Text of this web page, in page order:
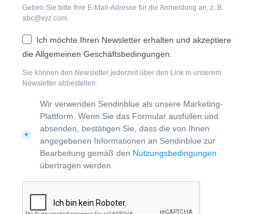
Geben Sie bitte Ihre E-Mail-Adresse für die Anmeldung an, z. B.
abc@xyz.com.
Ich möchte Ihren Newsletter erhalten und akzeptiere
die Allgemeinen Geschäftsbedingungen.
Sie können den Newsletter jederzeit über den Link in unserem
Newsletter abbestellen.
Wir verwenden Sendinblue als unsere Marketing-
Plattform. Wenn Sie das Formular ausfüllen und
absenden, bestätigen Sie, dass die von Ihnen
angegebenen Informationen an Sendinblue zur
Bearbeitung gemäß den Nutzungsbedingungen
übertragen werden.